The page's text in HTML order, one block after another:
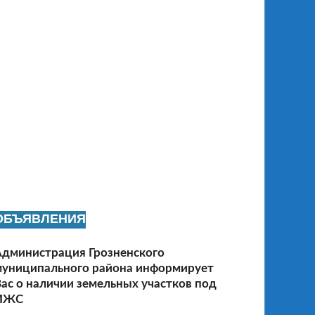
Грозненского
района информирует
о наличии земельных участков под